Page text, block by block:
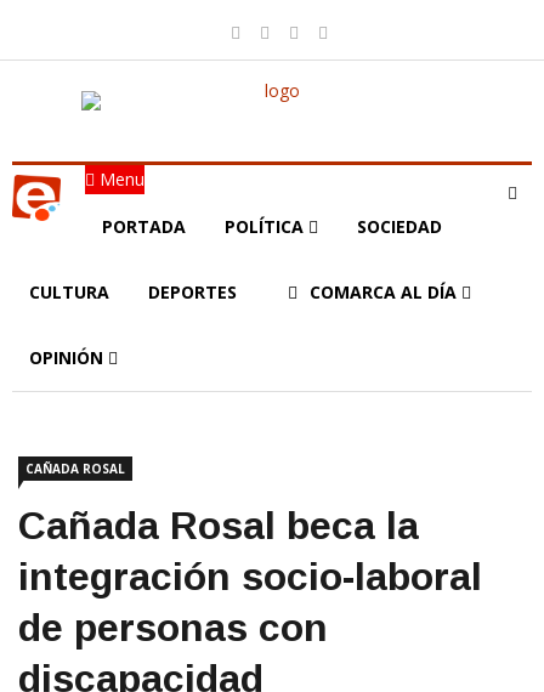
Menu
PORTADA POLÍTICA SOCIEDAD
CULTURA DEPORTES COMARCA AL DÍA
OPINIÓN
CAÑADA ROSAL
Cañada Rosal beca la
integración socio-laboral
de personas con
discapacidad